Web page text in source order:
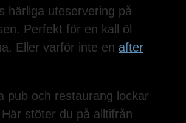
härliga uteservering på
Perfekt för en kall öl
Eller varför inte en after
pub och restaurang lockar
stöter du på alltifrån